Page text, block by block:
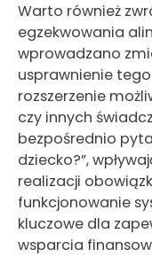
Warto również
egzekwowania
wprowadzano
usprawnienie
rozszerzenie
czy innych
bezpośrednio
dziecko?”,
realizacji
funkcjonowanie
kluczowe dla
wsparcia